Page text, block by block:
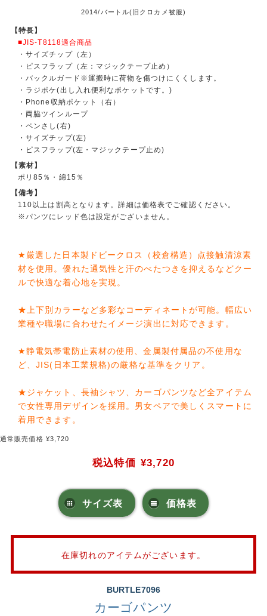
2014/バートル(旧クロカメ被服)
【特長】
■JIS-T8118適合商品
・サイズチップ（左）
・ピスフラップ（左：マジックテープ止め）
・バックルガード※運搬時に荷物を傷つけにくくします。
・ラジポケ(出し入れ便利なポケットです。)
・Phone収納ポケット（右）
・両脇ツインループ
・ペンさし(右)
・サイズチップ(左)
・ピスフラップ(左・マジックテープ止め)
【素材】
ポリ85％・綿15％
【備考】
110以上は割高となります。詳細は価格表でご確認ください。
※パンツにレッド色は設定がございません。
★厳選した日本製ドビークロス（校倉構造）点接触清涼素
材を使用。優れた通気性と汗のべたつきを抑えるなどクー
ルで快適な着心地を実現。
★上下別カラーなど多彩なコーディネートが可能。幅広い
業種や職場に合わせたイメージ演出に対応できます。
★静電気帯電防止素材の使用、金属製付属品の不使用な
ど、JIS(日本工業規格)の厳格な基準をクリア。
★ジャケット、長袖シャツ、カーゴパンツなど全アイテム
で女性専用デザインを採用。男女ペアで美しくスマートに
着用できます。
通常販売価格 ¥3,720
税込特価 ¥3,720
サイズ表 価格表
在庫切れのアイテムがございます。
BURTLE7096
カーゴパンツ